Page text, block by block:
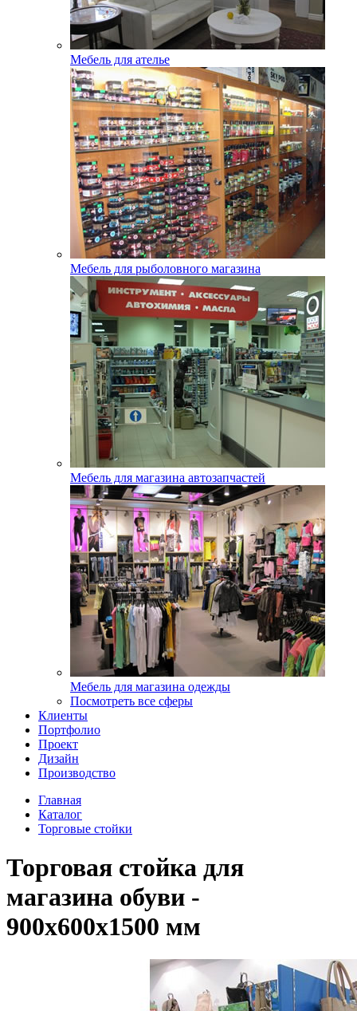
Мебель для ателье
Мебель для рыболовного магазина
Мебель для магазина автозапчастей
Мебель для магазина одежды
Посмотреть все сферы
Клиенты
Портфолио
Проект
Дизайн
Производство
Главная
Каталог
Торговые стойки
Торговая стойка для
магазина обуви -
900х600х1500 мм